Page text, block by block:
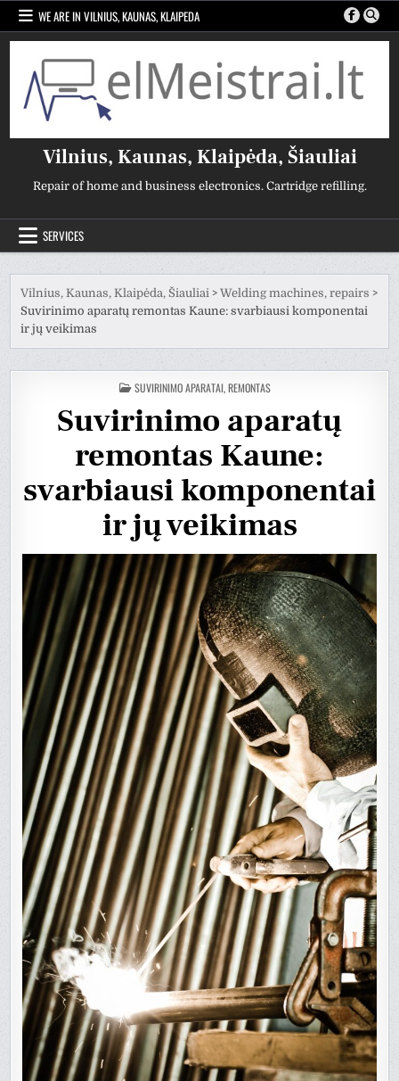
Skip
content
WE ARE IN VILNIUS, KAUNAS, KLAIPEDA
Vilnius, Kaunas, Klaipėda, Šiauliai
Repair of home and business electronics. Cartridge refilling.
SERVICES
Vilnius, Kaunas, Klaipėda, Šiauliai >Welding machines, repairs >
Suvirinimo aparatų remontas Kaune: svarbiausi komponentai
ir jų veikimas
POSTED
SUVIRINIMO APARATAI, REMONTAS
Suvirinimo aparatų
remontas Kaune:
svarbiausi komponentai
ir jų veikimas